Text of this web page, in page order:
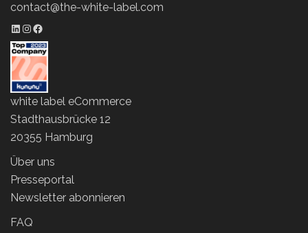
contact@the-white-label.com
LinkedIn Profil
Instagram Profil
Facebook Profil
white label eCommerce
Stadthausbrücke 12
20355 Hamburg
Über uns
Presseportal
Newsletter abonnieren
FAQ